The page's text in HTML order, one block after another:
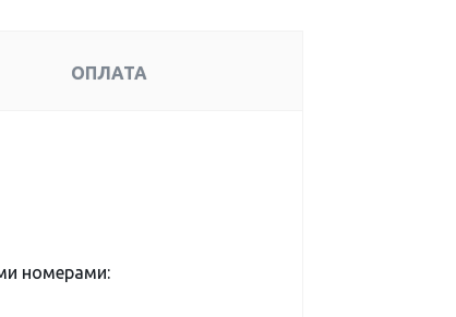
ОПЛАТА
номерами: